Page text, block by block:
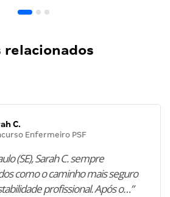
C.
Enfermeiro PSF
(SE), Sarah C. sempre
como o caminho mais seguro
profissional. Após o…”